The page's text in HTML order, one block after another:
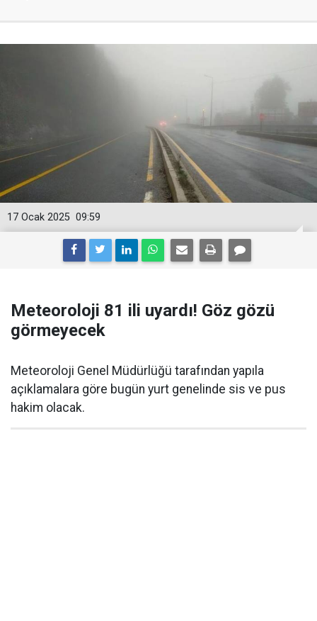
09:59
17 Ocak 2025
Meteoroloji 81 ili uyardı! Göz gözü
görmeyecek
Meteoroloji Genel Müdürlüğü tarafından yapıla
açıklamalara göre bugün yurt genelinde sis ve pus
hakim olacak.